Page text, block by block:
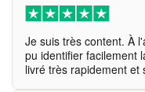
Je suis très content. À
pu identifier facilement
livré très rapidement et